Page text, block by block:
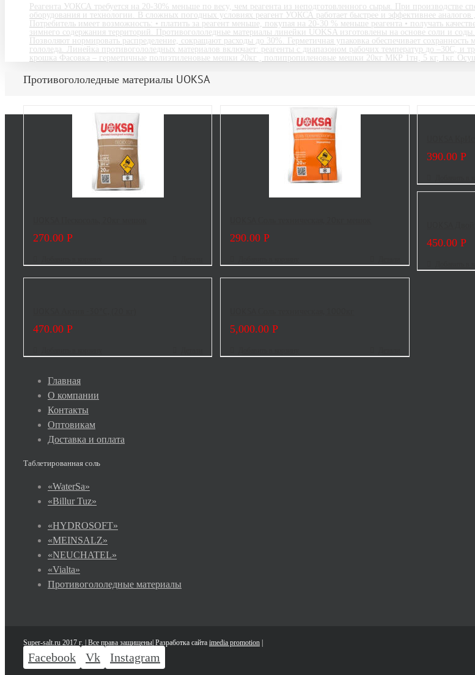
Реагента УОКСА требуется на 20-30% меньше по весу, чем реагента из неподготовленного сырья. При производстве
оборудования и технологии. В сложных погодных условиях реагент УОКСА работает быстрее и эффективнее
Потребитель имеет возможность: • платить за реагент меньше, покупая на 20-30 % меньше реагента • получать
зимнего содержания территорий. Противогололедные материалы линейки UOKSA изготовлены на основе соли и
Позволяют нормировать распределение, сокращают расходы до 30%. Герметичная упаковка обеспечивает
гололеда. Линейка противогололедных материалов включает: реагенты с диапазоном рабочих температур до –30С, и
крошка Фасовка – герметичные полиэтиленовые мешки 20кг , полипропиленовые мешки 20кг МКР 1тн, 5 кг, 1кг.
Противогололедные материалы UOKSA
270.00 Р 290.00Р
390.00Р
450.00Р
470.00 Р 5,000.00Р
Главная
О компании
Контакты
Оптовикам
Доставка и оплата
Таблетированная соль
«WaterSa»
«Billur Tuz»
«HYDROSOFT»
«MEINSALZ»
«NEUCHATEL»
«Vialtа»
Противогололедные материалы
Super-salt.ru 2017 г. | Все права защищены| Разработка сайта imedia promotion
Facebook Vk Instagram